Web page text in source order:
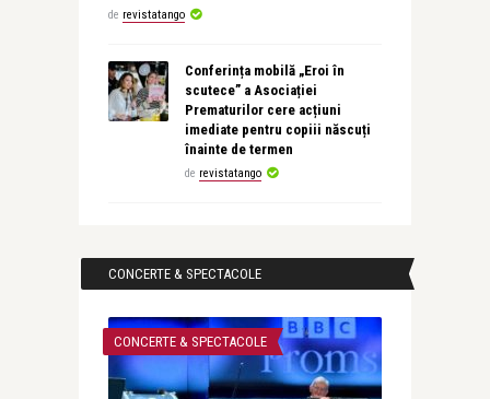
de revistatango
Conferința mobilă „Eroi în
scutece” a Asociației
Prematurilor cere acțiuni
imediate pentru copiii născuți
înainte de termen
de revistatango
CONCERTE & SPECTACOLE
CONCERTE & SPECTACOLE